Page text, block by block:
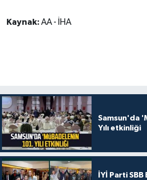
Kaynak: AA - İHA
Samsun'da
Yılı etkinliği
İYİ Parti SBB